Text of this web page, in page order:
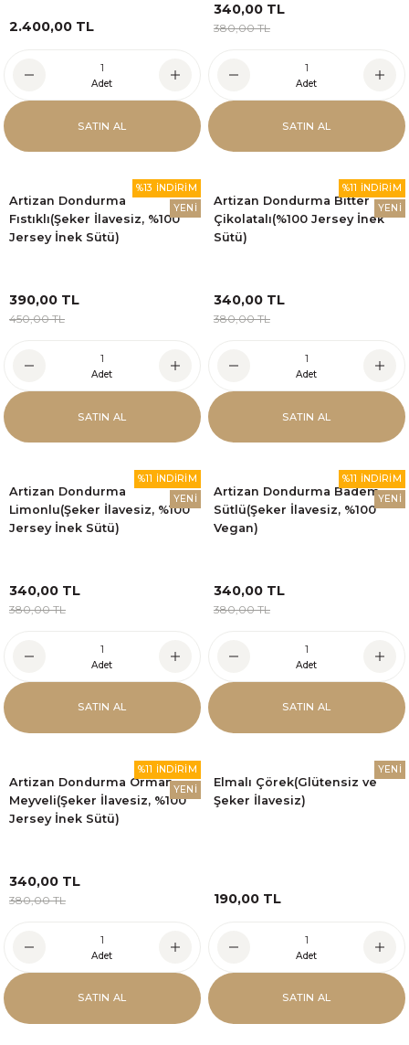
2.400,00 TL
Adet
SATIN AL
340,00 TL
380,00 TL
Adet
SATIN AL
%13 İNDİRİM
YENİ
Artizan Dondurma
Fıstıklı(Şeker İlavesiz, %100
Jersey İnek Sütü)
390,00 TL
450,00 TL
Adet
SATIN AL
%11 İNDİRİM
YENİ
Artizan Dondurma Bitter
Çikolatalı(%100 Jersey İnek
Sütü)
340,00 TL
380,00 TL
Adet
SATIN AL
%11 İNDİRİM
YENİ
Artizan Dondurma
Limonlu(Şeker İlavesiz, %100
Jersey İnek Sütü)
340,00 TL
380,00 TL
Adet
SATIN AL
%11 İNDİRİM
YENİ
Artizan Dondurma Badem
Sütlü(Şeker İlavesiz, %100
Vegan)
340,00 TL
380,00 TL
Adet
SATIN AL
%11 İNDİRİM
YENİ
Artizan Dondurma Orman
Meyveli(Şeker İlavesiz, %100
Jersey İnek Sütü)
340,00 TL
380,00 TL
Adet
SATIN AL
YENİ
Elmalı Çörek(Glütensiz ve
Şeker İlavesiz)
190,00 TL
Adet
SATIN AL